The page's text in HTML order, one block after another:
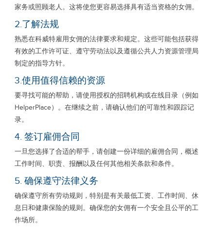
家务或照顾老人。这将使您更容易选择具有适当资格的女佣。
2.了解法规
熟悉在科威特雇用女佣的法律要求和规定。这些可能包括获得
有效的工作许可证、遵守劳动法以及遵循公共人力资源管理局
制定的指导方针。
3.使用值得信赖的资源
要寻找可能的帮助，请使用授权的招聘机构或在线目录（例如
HelperPlace）。在继续之前，请确认他们的可靠性和跟踪记
录。
4. 签订雇佣合同
一旦您选择了合适的帮手，请创建一份详细的雇佣合同，概述
工作时间、职责、报酬以及任何其他相关条款和条件。
5. 确保遵守法律义务
确保遵守所有劳动规则，特别是有关最低工资、工作时间、休
息日和健康保险的规则。确保您的女佣有一个安全且公平的工
作场所。